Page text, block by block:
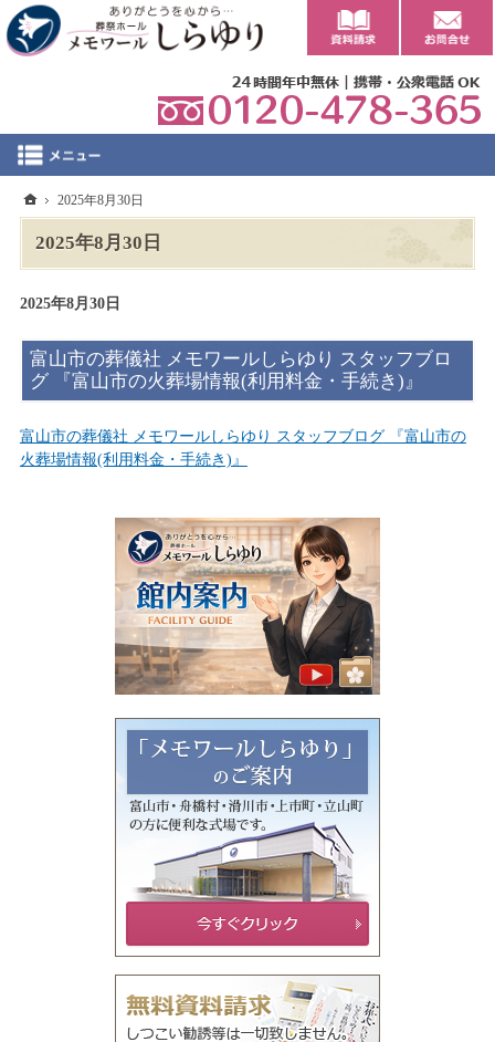
2025年8月30日
2025年8月30日
富山市の葬儀社 メモワールしらゆり スタッフブロ
グ 『富山市の火葬場情報(利用料金・手続き)』
富山市の葬儀社 メモワールしらゆり スタッフブログ 『富山市の
火葬場情報(利用料金・手続き)』
ホーム
2025年8月30日